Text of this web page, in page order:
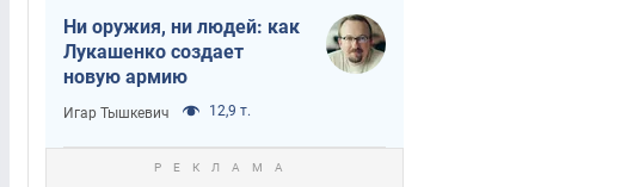
Ни оружия, ни людей: как
Лукашенко создает
новую армию
Игар Тышкевич 12,9 т.